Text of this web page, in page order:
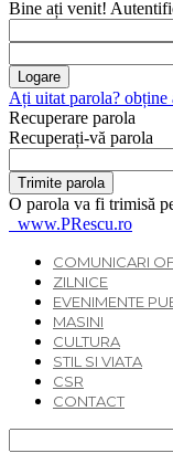
Bine ați venit!
Ați uitat parola? obține
Recuperare parola
Recuperați-vă parola
O parola va fi trimisă
www.PRescu.ro
COMUNICARI
ZILNICE
EVENIMENTE
MASINI
CULTURA
STIL SI VIATA
CSR
CONTACT